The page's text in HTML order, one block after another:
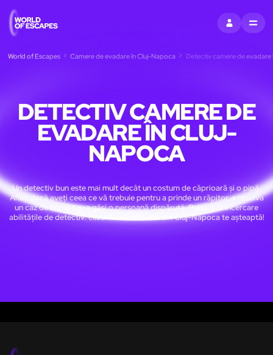
CONECTAȚI-
MENU
World of Escapes Camere de evadare în Cluj-Napoca Detectiv camere de evadare
DETECTIV CAMERE DE
EVADARE ÎN CLUJ-
NAPOCA
Un detectiv bun este mai mult decât un costum de căprioară și o pipă.
Aflați dacă aveți ceea ce vă trebuie pentru a prinde un răpitor, a rezolva
un caz de crimă sau a găsi o persoană dispărută. Pune-ți la încercare
abilitățile de detectiv: cazurile nerezolvate din Cluj-Napoca te așteaptă!